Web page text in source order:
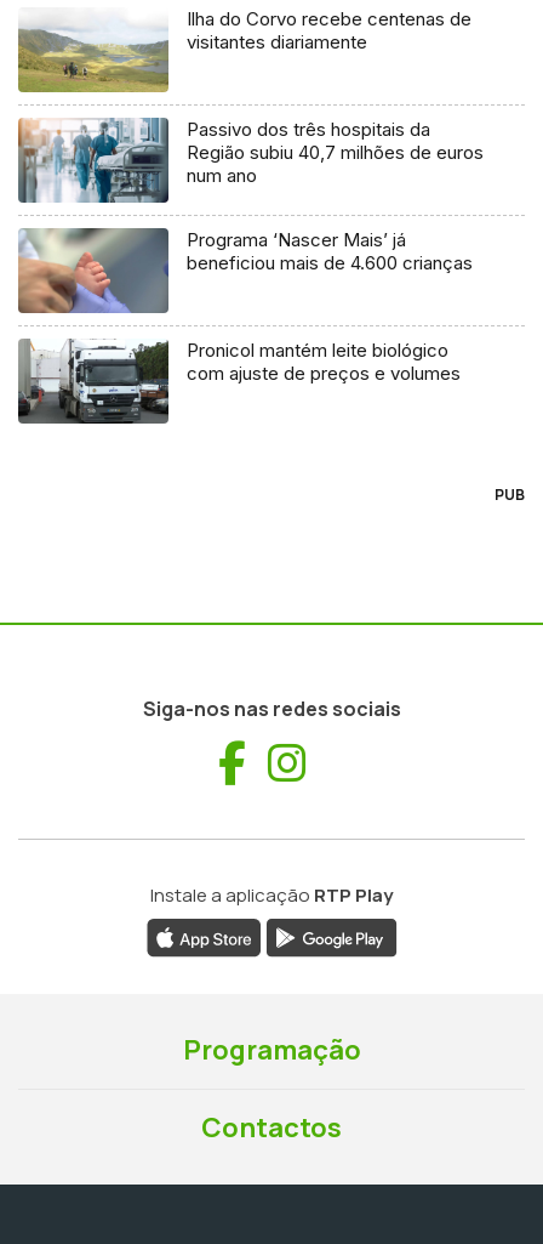
Ilha do Corvo recebe centenas de
visitantes diariamente
Passivo dos três hospitais da
Região subiu 40,7 milhões de euros
num ano
Programa ‘Nascer Mais’ já
beneficiou mais de 4.600 crianças
Pronicol mantém leite biológico
com ajuste de preços e volumes
PUB
Siga-nos nas redes sociais
Facebook
Instale a aplicação RTP Play
Programação
Contactos